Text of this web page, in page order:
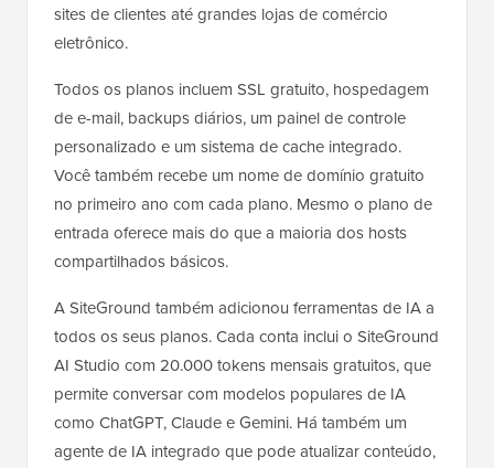
sites de clientes até grandes lojas de comércio
eletrônico.
Todos os planos incluem SSL gratuito, hospedagem
de e-mail, backups diários, um painel de controle
personalizado e um sistema de cache integrado.
Você também recebe um nome de domínio gratuito
no primeiro ano com cada plano. Mesmo o plano de
entrada oferece mais do que a maioria dos hosts
compartilhados básicos.
A SiteGround também adicionou ferramentas de IA a
todos os seus planos. Cada conta inclui o SiteGround
AI Studio com 20.000 tokens mensais gratuitos, que
permite conversar com modelos populares de IA
como ChatGPT, Claude e Gemini. Há também um
agente de IA integrado que pode atualizar conteúdo,